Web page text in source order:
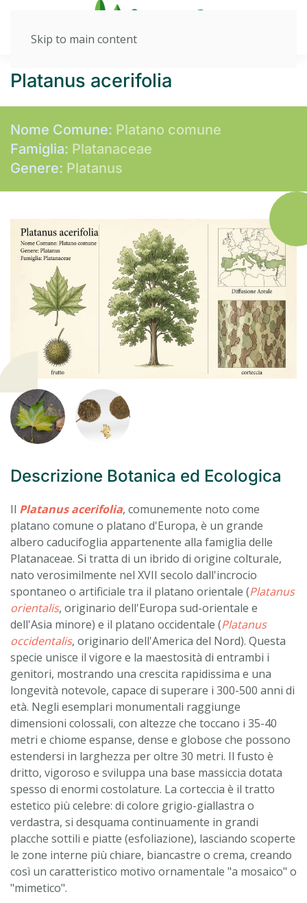
Skip to main content
Platanus acerifolia
Nome Comune: Platano comune
Famiglia: Platanaceae
Genere: Platanus
Descrizione Botanica ed Ecologica
Il Platanus acerifolia, comunemente noto come
platano comune o platano d'Europa, è un grande
albero caducifoglia appartenente alla famiglia delle
Platanaceae. Si tratta di un ibrido di origine colturale,
nato verosimilmente nel XVII secolo dall'incrocio
spontaneo o artificiale tra il platano orientale (Platanus
orientalis, originario dell'Europa sud-orientale e
dell'Asia minore) e il platano occidentale (Platanus
occidentalis, originario dell'America del Nord). Questa
specie unisce il vigore e la maestosità di entrambi i
genitori, mostrando una crescita rapidissima e una
longevità notevole, capace di superare i 300-500 anni di
età. Negli esemplari monumentali raggiunge
dimensioni colossali, con altezze che toccano i 35-40
metri e chiome espanse, dense e globose che possono
estendersi in larghezza per oltre 30 metri. Il fusto è
dritto, vigoroso e sviluppa una base massiccia dotata
spesso di enormi costolature. La corteccia è il tratto
estetico più celebre: di colore grigio-giallastra o
verdastra, si desquama continuamente in grandi
placche sottili e piatte (esfoliazione), lasciando scoperte
le zone interne più chiare, biancastre o crema, creando
così un caratteristico motivo ornamentale "a mosaico" o
"mimetico".